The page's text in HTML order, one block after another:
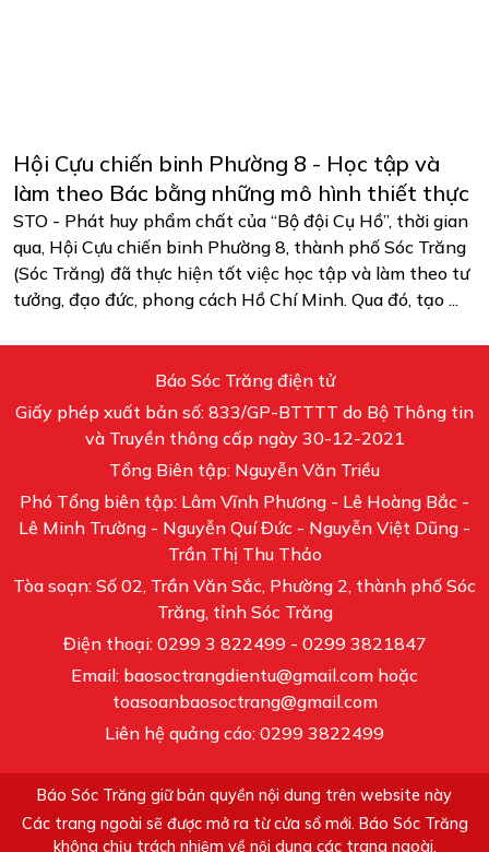
Hội Cựu chiến binh Phường 8 - Học tập và
làm theo Bác bằng những mô hình thiết thực
STO - Phát huy phẩm chất của “Bộ đội Cụ Hồ”, thời gian
qua, Hội Cựu chiến binh Phường 8, thành phố Sóc Trăng
(Sóc Trăng) đã thực hiện tốt việc học tập và làm theo tư
tưởng, đạo đức, phong cách Hồ Chí Minh. Qua đó, tạo ...
Báo Sóc Trăng điện tử
Giấy phép xuất bản số: 833/GP-BTTTT do Bộ Thông tin
và Truyền thông cấp ngày 30-12-2021
Tổng Biên tập: Nguyễn Văn Triều
Phó Tổng biên tập: Lâm Vĩnh Phương - Lê Hoàng Bắc -
Lê Minh Trường - Nguyễn Quí Đức - Nguyễn Việt Dũng -
Trần Thị Thu Thảo
Tòa soạn: Số 02, Trần Văn Sắc, Phường 2, thành phố Sóc
Trăng, tỉnh Sóc Trăng
Điện thoại: 0299 3 822499 - 0299 3821847
Email: baosoctrangdientu@gmail.com hoặc
toasoanbaosoctrang@gmail.com
Liên hệ quảng cáo: 0299 3822499
Báo Sóc Trăng giữ bản quyền nội dung trên website này
Các trang ngoài sẽ được mở ra từ cửa sổ mới. Báo Sóc Trăng
không chịu trách nhiệm về nội dung các trang ngoài.